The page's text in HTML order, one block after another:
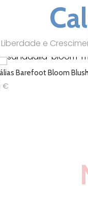
e
Barefoot Bloom
€